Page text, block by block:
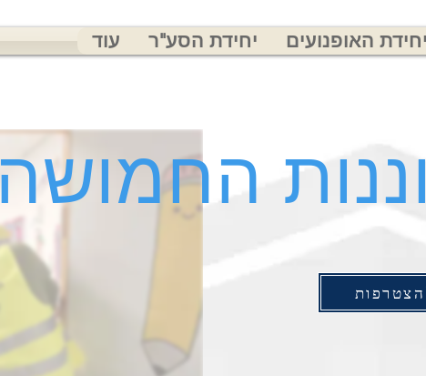
יחידת האופנועים יחידת הסע"ר עוד
החמושה